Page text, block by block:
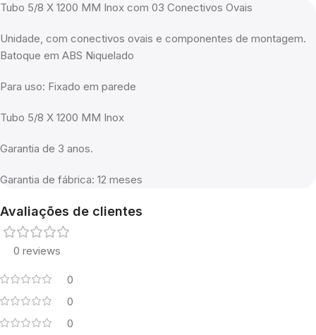
Tubo 5/8 X 1200 MM Inox com 03 Conectivos Ovais
Unidade, com conectivos ovais e componentes de montagem.
Batoque em ABS Niquelado
Para uso: Fixado em parede
Tubo 5/8 X 1200 MM Inox
Garantia de 3 anos.
Garantia de fábrica: 12 meses
Avaliações de clientes
0 reviews
0
0
0